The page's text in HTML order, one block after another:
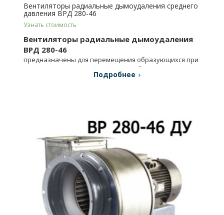
Вентиляторы радиальные дымоудаления среднего
давления ВРД 280-46
Узнать стоимость
Вентиляторы радиальные дымоудаления
ВРД 280-46
предназначены для перемещения образующихся при
пожаре дымогазовоздушных смесей.
Подробнее